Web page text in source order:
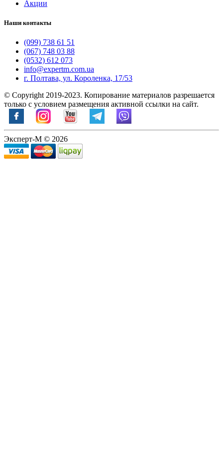
Акции
Наши контакты
(099) 738 61 51
(067) 748 03 88
(0532) 612 073
info@expertm.com.ua
г. Полтава, ул. Короленка, 17/53
© Copyright 2019-2023. Копирование материалов разрешается
только с условием размещения активной ссылки на сайт.
Эксперт-М © 2026